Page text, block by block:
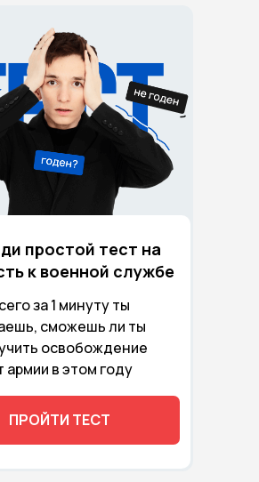
за 1 минуту ты
сможешь ли ты
освобождение
армии в этом году
простой тест на
к военной службе
ПРОЙТИ ТЕСТ